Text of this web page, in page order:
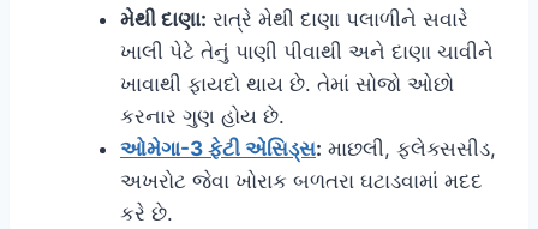
મેથી દાણા: રાત્રે મેથી દાણા પલાળીને સવારે
ખાલી પેટે તેનું પાણી પીવાથી અને દાણા ચાવીને
ખાવાથી ફાયદો થાય છે. તેમાં સોજો ઓછો
કરનાર ગુણ હોય છે.
ઓમેગા-3 ફેટી એસિડ્સ: માછલી, ફ્લેક્સસીડ,
અખરોટ જેવા ખોરાક બળતરા ઘટાડવામાં મદદ
કરે છે.